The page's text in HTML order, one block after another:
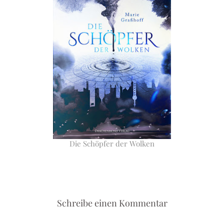
Die Schöpfer der Wolken
Schreibe einen Kommentar